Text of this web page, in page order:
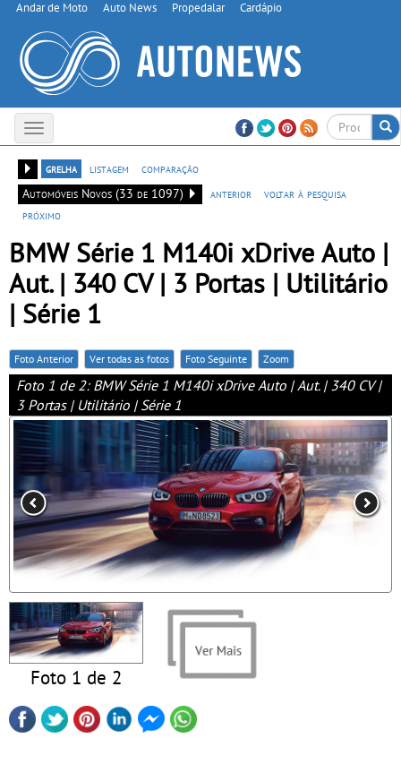
Andar de Moto Auto News Propedalar Cardápio
Toggle
navigation
grelha
listagem
comparação
Automóveis Novos (33 de 1097)
anterior
voltar à pesquisa
próximo
BMW Série 1 M140i xDrive Auto |
Aut. | 340 CV | 3 Portas | Utilitário
| Série 1
Foto Anterior Ver todas as fotos Foto Seguinte Zoom
Foto 1 de 2: BMW Série 1 M140i xDrive Auto | Aut. | 340 CV |
3 Portas | Utilitário | Série 1
Foto 1 de 2